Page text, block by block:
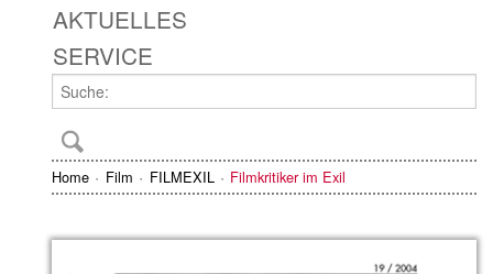
AKTUELLES
SERVICE
Home Film FILMEXIL Filmkritiker im Exil